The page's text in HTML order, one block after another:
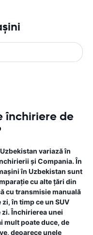
închiriere de
variază în
și Compania. În
în Uzbekistan sunt
cu alte țări din
cu transmisie manuală
în timp ce un SUV
zi. Închirierea unei
mult poate duce, de
deoarece unele